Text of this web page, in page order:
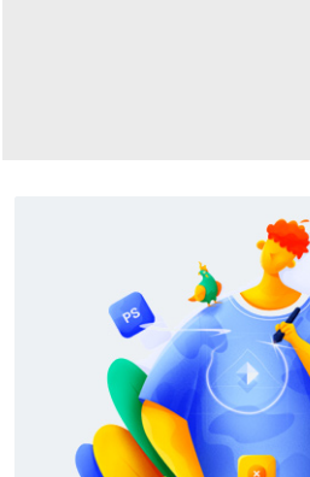
联系我们